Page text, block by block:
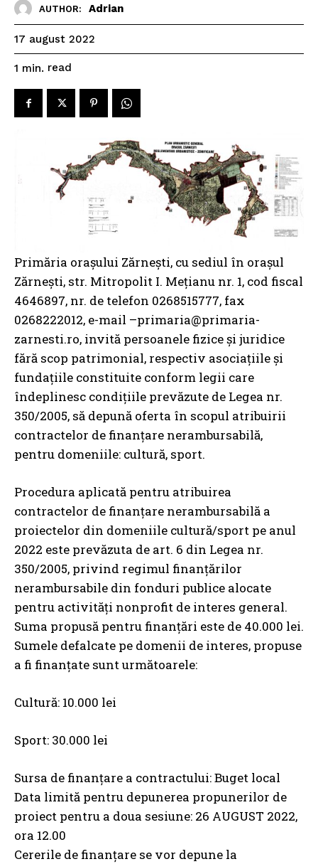
AUTHOR: Adrian
17 august 2022
1 min. read
Primăria oraşului Zărneşti, cu sediul în oraşul
Zărneşti, str. Mitropolit I. Meţianu nr. 1, cod fiscal
4646897, nr. de telefon 0268515777, fax
0268222012, e-mail –primaria@primaria-
zarnesti.ro, invită persoanele fizice și juridice
fără scop patrimonial, respectiv asociaţiile și
fundaţiile constituite conform legii care
îndeplinesc condiţiile prevăzute de Legea nr.
350/2005, să depună oferta în scopul atribuirii
contractelor de finanţare nerambursabilă,
pentru domeniile: cultură, sport.
Procedura aplicată pentru atribuirea
contractelor de finanţare nerambursabilă a
proiectelor din domeniile cultură/sport pe anul
2022 este prevăzuta de art. 6 din Legea nr.
350/2005, privind regimul finanţărilor
nerambursabile din fonduri publice alocate
pentru activităţi nonprofit de interes general.
Suma propusă pentru finanţări este de 40.000 lei.
Sumele defalcate pe domenii de interes, propuse
a fi finanţate sunt următoarele:
Cultură: 10.000 lei
Sport: 30.000 lei
Sursa de finanţare a contractului: Buget local
Data limită pentru depunerea propunerilor de
proiect pentru a doua sesiune: 26 AUGUST 2022,
ora 12.00
Cererile de finanţare se vor depune la